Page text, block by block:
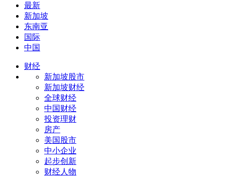
最新
新加坡
东南亚
国际
中国
财经
新加坡股市
新加坡财经
全球财经
中国财经
投资理财
房产
美国股市
中小企业
起步创新
财经人物